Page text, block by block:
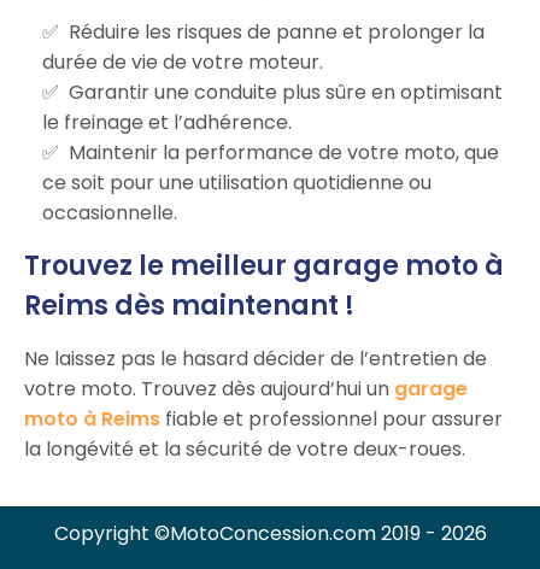
Réduire les risques de panne et prolonger la
durée de vie de votre moteur.
Garantir une conduite plus sûre en optimisant
le freinage et l’adhérence.
Maintenir la performance de votre moto, que
ce soit pour une utilisation quotidienne ou
occasionnelle.
Trouvez le meilleur garage moto à
Reims dès maintenant !
Ne laissez pas le hasard décider de l’entretien de
votre moto. Trouvez dès aujourd’hui un garage
moto à Reims fiable et professionnel pour assurer
la longévité et la sécurité de votre deux-roues.
Copyright ©MotoConcession.com 2019 - 2026